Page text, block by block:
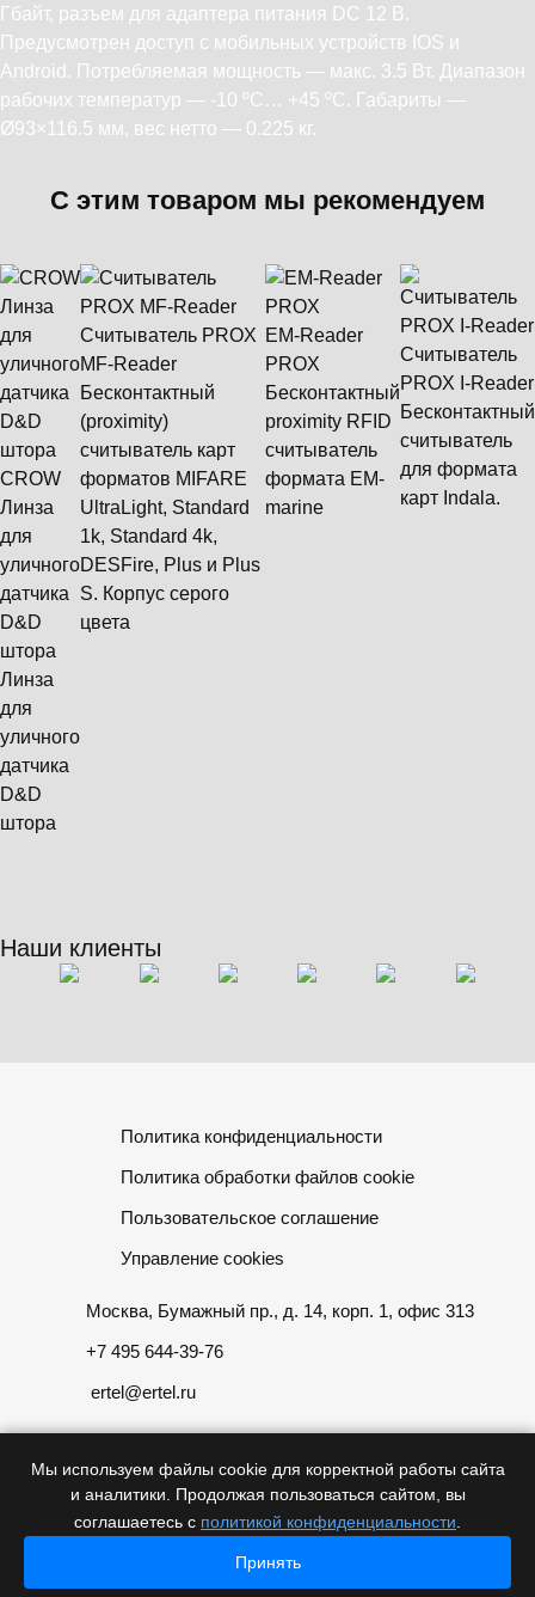
Главная Каталог Проекты Контакты
Главная Каталог Проекты Контакты
Гбайт, разъем для адаптера питания DC 12 В.
Предусмотрен доступ с мобильных устройств IOS и
Android. Потребляемая мощность — макс. 3.5 Вт. Диапазон
рабочих температур — -10 ºС… +45 ºС. Габариты —
Ø93×116.5 мм, вес нетто — 0.225 кг.
С этим товаром мы рекомендуем
CROW
Линза
для
уличного
датчика
D&D
штора
Линза
для
уличного
датчика
D&D
штора
Считыватель PROX
MF-Reader
Бесконтактный
(proximity)
считыватель карт
форматов MIFARE
UltraLight, Standard
1k, Standard 4k,
DESFire, Plus и Plus
S. Корпус серого
цвета
EM-Reader
PROX
Бесконтактный
proximity RFID
считыватель
формата ЕМ-
marine
Считыватель
PROX I-Reader
Бесконтактный
считыватель
для формата
карт Indala.
Наши клиенты
Политика конфиденциальности
Политика обработки файлов cookie
Пользовательское соглашение
Управление cookies
Москва, Бумажный пр., д. 14, корп. 1, офис 313
+7 495 644-39-76
ertel@ertel.ru
Информация размещенная на сайте не является публичной
офертой
© 2012 – 2026, ООО «Эртел»
Мы используем файлы cookie для корректной работы сайта
и аналитики. Продолжая пользоваться сайтом, вы
соглашаетесь с политикой конфиденциальности
Принять